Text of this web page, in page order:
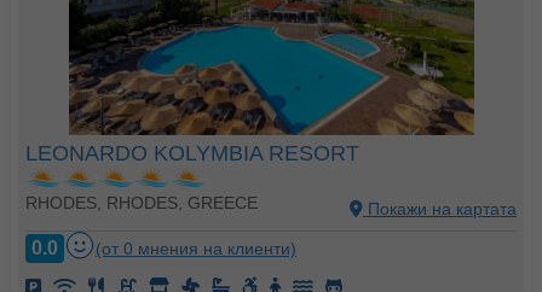
LEONARDO KOLYMBIA RESORT
RHODES, RHODES, GREECE Покажи на картата
0.0 (от 0 мнения на клиенти)